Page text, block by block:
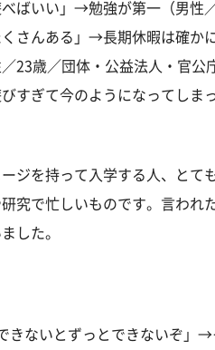
ばいい」→勉強が第一（男性
くさんある」→長期休暇は確か
23歳／団体・公益法人・官公
すぎて今のようになってし
ジを持って入学する人、とて
究で忙しいものです。言われ
した。
きないとずっとできないぞ」